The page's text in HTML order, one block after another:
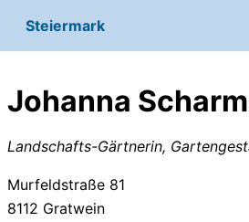
Steiermark
Johanna
Landschafts-Gärtnerin,
Murfeldstraße 81
8112 Gratwein